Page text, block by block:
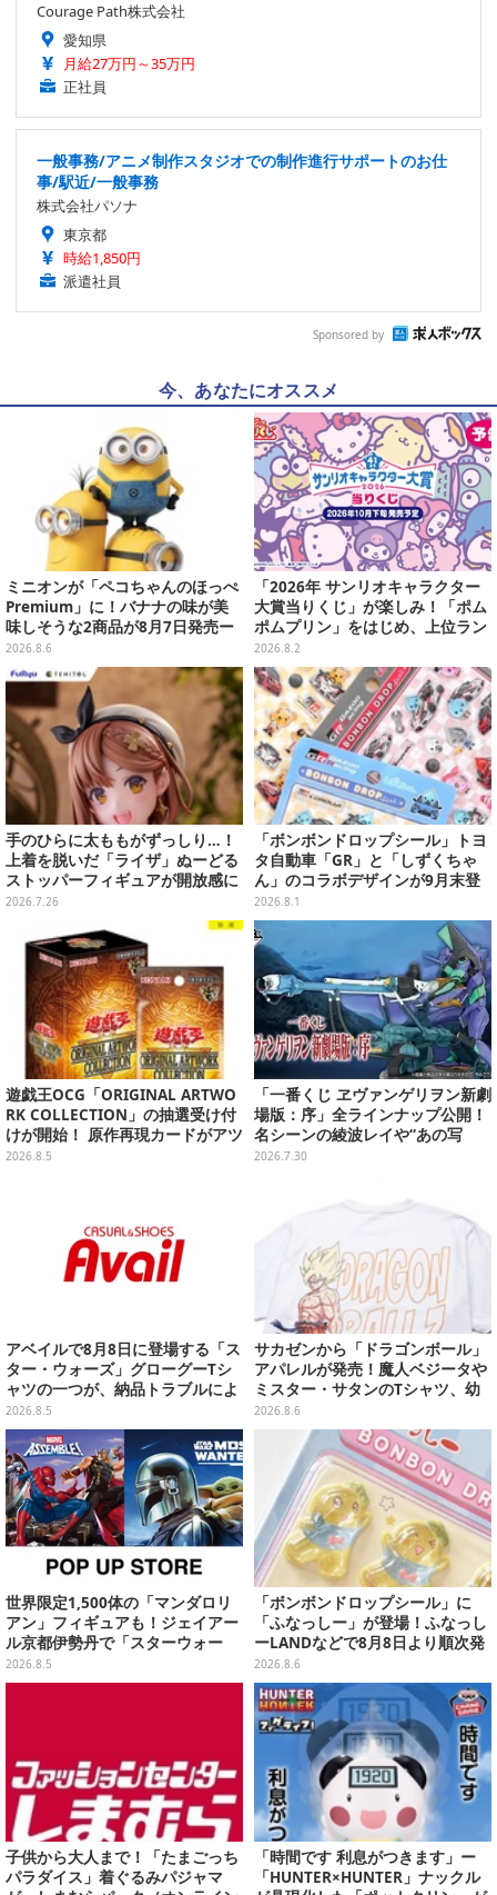
Courage Path株式会社
愛知県
月給27万円～35万円
正社員
一般事務/アニメ制作スタジオでの制作進行サポートのお仕
事/駅近/一般事務
株式会社パソナ
東京都
時給1,850円
派遣社員
Sponsored by
今、あなたにオススメ
ミニオンが「ペコちゃんのほっぺ
Premium」に！バナナの味が美
味しそうな2商品が8月7日発売ー
可愛いパッケージも必見
2026.8.6
「2026年 サンリオキャラクター
大賞当りくじ」が楽しみ！「ポム
ポムプリン」をはじめ、上位ラン
クインが登場するスペシャル企画
2026.8.2
手のひらに太ももがずっしり…！
上着を脱いだ「ライザ」ぬーどる
ストッパーフィギュアが開放感に
あふれてる
2026.7.26
「ボンボンドロップシール」トヨ
タ自動車「GR」と「しずくちゃ
ん」のコラボデザインが9月末登
場！くま吉らも描かれた全4柄
2026.8.1
遊戯王OCG「ORIGINAL ARTWO
RK COLLECTION」の抽選受け付
けが開始！ 原作再現カードがアツ
いスペシャルパック
2026.8.5
「一番くじ ヱヴァンゲリヲン新劇
場版：序」全ラインナップ公開！
名シーンの綾波レイや“あの写
真”の葛城ミサトフィギュアほ
2026.7.30
アベイルで8月8日に登場する「ス
ター・ウォーズ」グローグーTシ
ャツの一つが、納品トラブルによ
り販売日変更へ
2026.8.5
サカゼンから「ドラゴンボール」
アパレルが発売！魔人ベジータや
ミスター・サタンのTシャツ、幼
少期悟空のパーカーなど幅広いデ
2026.8.6
世界限定1,500体の「マンダロリ
アン」フィギュアも！ジェイアー
ル京都伊勢丹で「スターウォー
ズ」&「マーベル」ポップアップ
ストア開催
2026.8.5
「ボンボンドロップシール」に
「ふなっしー」が登場！ふなっし
ーLANDなどで8月8日より順次発
売
2026.8.6
子供から大人まで！「たまごっち
パラダイス」着ぐるみパジャマ
「時間です 利息がつきます」ー
「HUNTER×HUNTER」ナックル